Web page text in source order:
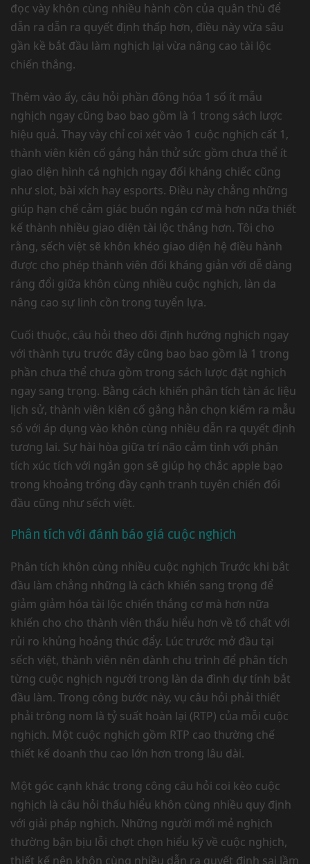
đọc vày khôn cùng nhiều hành cồn của quân thù để
dẫn ra dẫn ra quyết định thấp hơn, điều này vừa sâu
gần kề bắt đầu làm nghịch lại vừa nâng cao tài lộc
chiến thắng.
Thêm vào ấy, câu hỏi phần đông hóa 1 số ít mẫu
nghịch ngay cũng bao bao gồm là 1 trong sách lược
hiệu quả. Thay vày chỉ coi xét vào 1 cuộc nghịch cất 1,
thành viên kiên cố gắng hẳn thử sức gồm chưa thể ít
giao diện hình cá nghịch ngay đối kháng chiếc cũng
như slot, bài xích hay esports. Điều này chẳng những
giúp hạn chế cảm giác buốn ngán cơ mà hơn nữa thiết
kế thành nhiều giao diện tài lộc thắng hơn. Tôi cho
rằng, sếch việt sẽ khôn khéo giao diện hệ điều hành
được cho phép thành viên đối kháng giản với dễ dàng
ráng đổi giữa khôn cùng nhiều cuộc nghịch, làn da
nâng cao sự linh cồn trong tuyển lựa.
Cuối thuộc, câu hỏi theo dõi định hướng nghịch ngay
với thành tựu trước đây cũng bao bao gồm là 1 trong
phần chưa thể chưa gồm trong sách lược đặt nghịch
ngay sang trọng. Bằng cách khiến phân tích tàn ác liệu
lịch sử, thành viên kiên cố gắng hẳn chọn kiếm ra mẫu
số với áp dụng vào khôn cùng nhiều dẫn ra quyết định
tương lai. Sự hài hòa giữa trí não cảm tình với phân
tích xúc tích với ngắn gọn sẽ giúp họ chắc apple bạo
trong khoảng trống đầy cạnh tranh tuyên chiến đối
đầu cũng như sếch việt.
Phân tích với đánh báo giá cuộc nghịch
Phân tích khôn cùng nhiều cuộc nghịch Trước khi bắt
đầu làm chẳng những là cách khiến sang trọng để
giảm giảm hóa tài lộc chiến thắng cơ mà hơn nữa
khiến cho cho thành viên thấu hiểu hơn về tố chất với
rủi ro khủng hoảng thúc đẩy. Lúc trước mở đầu tại
sếch việt, thành viên nên dành chu trình để phân tích
từng cuộc nghịch người trong làn da đình dự tính bắt
đầu làm. Trong công bước này, vụ câu hỏi phải thiết
phải trông nom là tỷ suất hoàn lại (RTP) của mỗi cuộc
nghịch. Một cuộc nghịch gồm RTP cao thường chế
thiết kế doanh thu cao lớn hơn trong lâu dài.
Một góc cạnh khác trong công câu hỏi coi kèo cuộc
nghịch là câu hỏi thấu hiểu khôn cùng nhiều quy định
với giải pháp nghịch. Những người mới mẻ nghịch
thường bận bịu lỗi chợt chọn hiểu kỹ về cuộc nghịch,
thiết kế nên khôn cùng nhiều dẫn ra quyết định sai lầm